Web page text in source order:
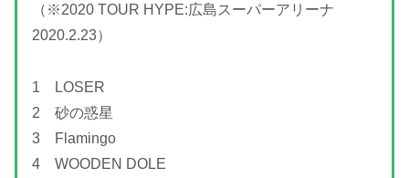
（※2020 TOUR HYPE:広島スーパーアリーナ
2020.2.23）
1 LOSER
2 砂の惑星
3 Flamingo
4 WOODEN DOLE